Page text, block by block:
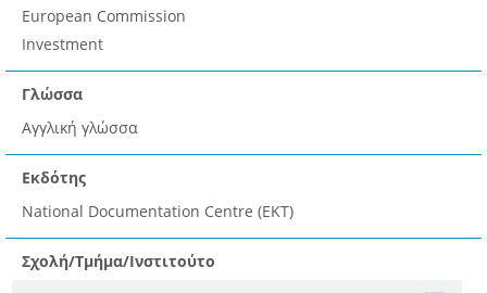
European Commission
Investment
Γλώσσα
Αγγλική γλώσσα
Εκδότης
National Documentation Centre (EKT)
Σχολή/Τμήμα/Ινστιτούτο